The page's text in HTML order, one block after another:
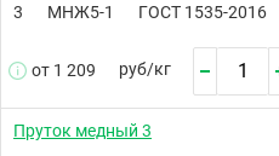
3 МНЖ5-1 ГОСТ 1535-2016
от 1 209 руб/кг
Пруток медный 3